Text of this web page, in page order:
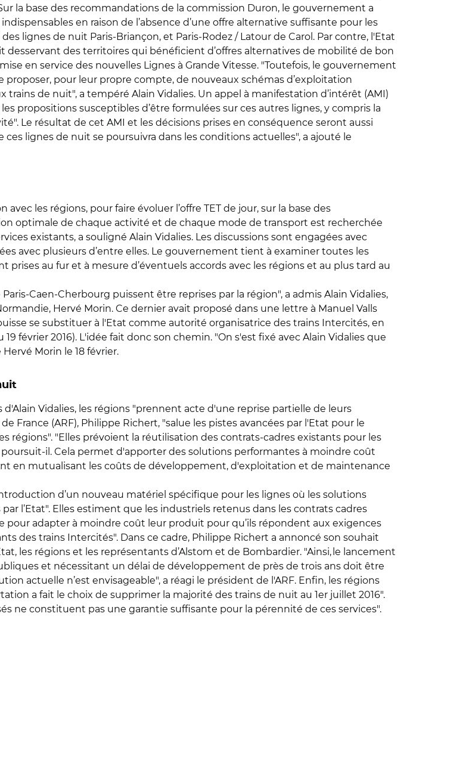
la base des recommandations de la commission Duron, le gouvernement a
en raison de l’absence d’une offre alternative suffisante pour les
lignes de nuit Paris-Briançon, et Paris-Rodez / Latour de Carol. Par contre, l'Etat
des territoires qui bénéficient d’offres alternatives de mobilité de bon
en service des nouvelles Lignes à Grande Vitesse. "Toutefois, le gouvernement
pour leur propre compte, de nouveaux schémas d’exploitation
de nuit", a tempéré Alain Vidalies. Un appel à manifestation d’intérêt (AMI)
propositions susceptibles d’être formulées sur ces autres lignes, y compris la
Le résultat de cet AMI et les décisions prises en conséquence seront aussi
ces lignes de nuit se poursuivra dans les conditions actuelles", a ajouté le
les régions, pour faire évoluer l’offre TET de jour, sur la base des
optimale de chaque activité et de chaque mode de transport est recherchée
existants, a souligné Alain Vidalies. Les discussions sont engagées avec
avec plusieurs d’entre elles. Le gouvernement tient à examiner toutes les
prises au fur et à mesure d’éventuels accords avec les régions et au plus tard au
Caen-Cherbourg puissent être reprises par la région", a admis Alain Vidalies,
Hervé Morin. Ce dernier avait proposé dans une lettre à Manuel Valls
se substituer à l'Etat comme autorité organisatrice des trains Intercités, en
février 2016). L'idée fait donc son chemin. "On s'est fixé avec Alain Vidalies que
Morin le 18 février.
Vidalies, les régions "prennent acte d'une reprise partielle de leurs
France (ARF), Philippe Richert, "salue les pistes avancées par l'Etat pour le
régions". "Elles prévoient la réutilisation des contrats-cadres existants pour les
il. Cela permet d'apporter des solutions performantes à moindre coût
en mutualisant les coûts de développement, d'exploitation et de maintenance
d’un nouveau matériel spécifique pour les lignes où les solutions
l’Etat". Elles estiment que les industriels retenus dans les contrats cadres
pour adapter à moindre coût leur produit pour qu’ils répondent aux exigences
des trains Intercités". Dans ce cadre, Philippe Richert a annoncé son souhait
les régions et les représentants d’Alstom et de Bombardier. "Ainsi, le lancement
et nécessitant un délai de développement de près de trois ans doit être
actuelle n’est envisageable", a réagi le président de l'ARF. Enfin, les régions
a fait le choix de supprimer la majorité des trains de nuit au 1er juillet 2016".
ne constituent pas une garantie suffisante pour la pérennité de ces services".